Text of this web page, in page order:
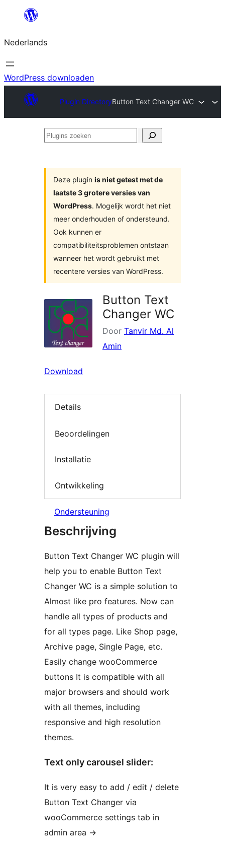
de
inhoud
Nederlands
WordPress downloaden
Plugin DirectoryButton Text Changer WC
Plugins
Deze plugin is niet getest met de
laatste 3 grotere versies van
WordPress. Mogelijk wordt het niet
meer onderhouden of ondersteund.
Ook kunnen er
compatibiliteitsproblemen ontstaan
wanneer het wordt gebruikt met
recentere versies van WordPress.
Button Text
Changer WC
Door Tanvir Md. Al
Amin
Download
Details
Beoordelingen
Installatie
Ontwikkeling
Ondersteuning
Beschrijving
Button Text Changer WC plugin will
help you to enable Button Text
Changer WC is a simple solution to
Almost like pro features. Now can
handle all types of products and
for all types page. Like Shop page,
Archive page, Single Page, etc.
Easily change wooCommerce
buttons It is compatible with all
major browsers and should work
with all themes, including
responsive and high resolution
themes.
Text only carousel slider:
It is very easy to add / edit / delete
Button Text Changer via
wooCommerce settings tab in
admin area ->